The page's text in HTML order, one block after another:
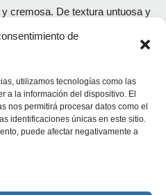
de
utilizamos tecnologías como las
a la información del dispositivo. El
nos permitirá procesar datos como el
identificaciones únicas en este sitio.
puede afectar negativamente a
cremosa. De textura untuosa y